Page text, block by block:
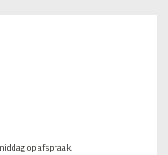
op afspraak.